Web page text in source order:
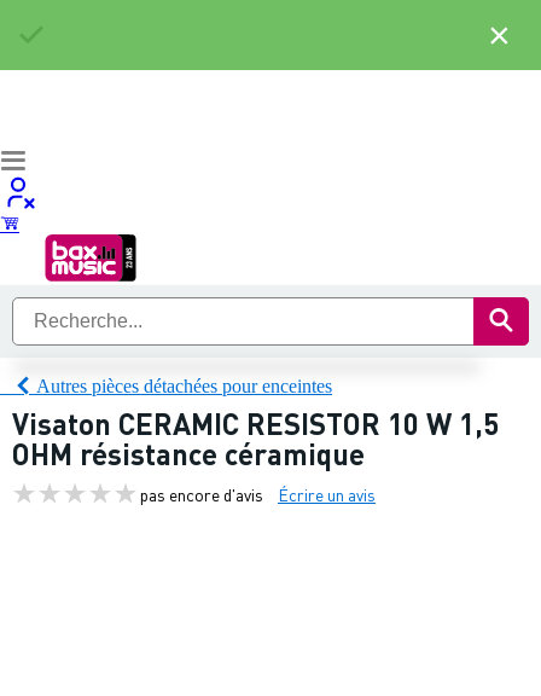
Autres pièces détachées pour enceintes
Visaton CERAMIC RESISTOR 10 W 1,5
OHM résistance céramique
pas encore d'avis Écrire un avis
×